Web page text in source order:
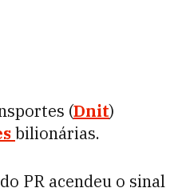
(Dnit)
bilionárias.
PR acendeu o sinal